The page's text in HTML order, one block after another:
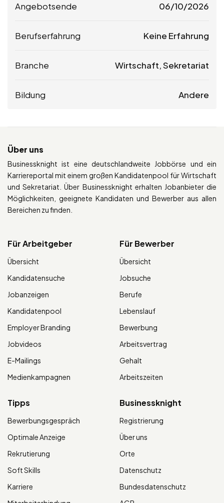
Angebotsende 06/10/2026
Berufserfahrung Keine Erfahrung
Branche Wirtschaft, Sekretariat
Bildung Andere
Über uns
Businessknight ist eine deutschlandweite Jobbörse und ein
Karriereportal mit einem großen Kandidatenpool für Wirtschaft
und Sekretariat. Über Businessknight erhalten Jobanbieter die
Möglichkeiten, geeignete Kandidaten und Bewerber aus allen
Bereichen zu finden.
Für Arbeitgeber
Übersicht
Kandidatensuche
Jobanzeigen
Kandidatenpool
Employer Branding
Jobvideos
E-Mailings
Medienkampagnen
Für Bewerber
Übersicht
Jobsuche
Berufe
Lebenslauf
Bewerbung
Arbeitsvertrag
Gehalt
Arbeitszeiten
Tipps
Bewerbungsgespräch
Optimale Anzeige
Rekrutierung
Soft Skills
Karriere
Businessknight
Registrierung
Über uns
Orte
Datenschutz
Bundesdatenschutz